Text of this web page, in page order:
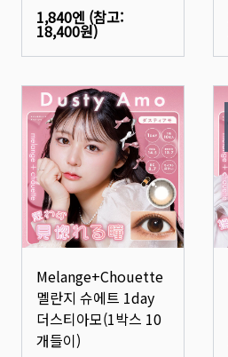
1,840엔 (참고:
18,400원)
Melange+Chouette
멜란지 슈에트 1day
더스티아모(1박스 10
개들이)